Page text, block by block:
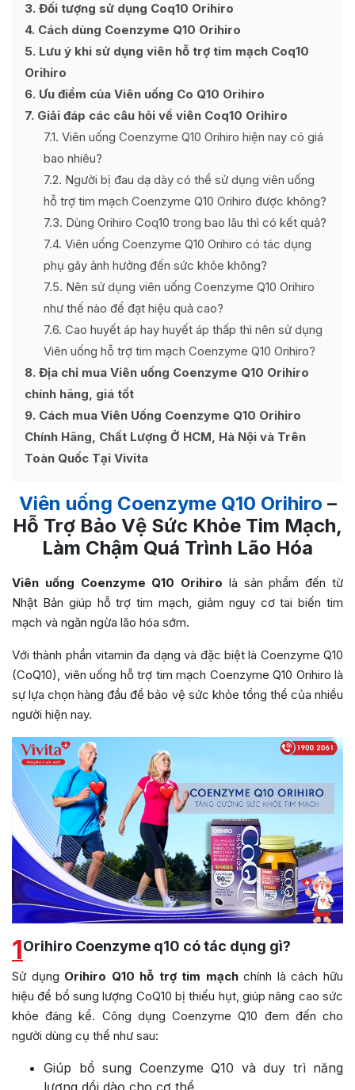
3 Đối tượng sử dụng Coq10 Orihiro
4 Cách dùng Coenzyme Q10 Orihiro
5 Lưu ý khi sử dụng viên hỗ trợ tim mạch Coq10
Orihiro
6 Ưu điểm của Viên uống Co Q10 Orihiro
7 Giải đáp các câu hỏi về viên Coq10 Orihiro
7.1 Viên uống Coenzyme Q10 Orihiro hiện nay có giá
bao nhiêu?
7.2 Người bị đau dạ dày có thể sử dụng viên uống
hỗ trợ tim mạch Coenzyme Q10 Orihiro được không?
7.3 Dùng Orihiro Coq10 trong bao lâu thì có kết quả?
7.4 Viên uống Coenzyme Q10 Orihiro có tác dụng
phụ gây ảnh hưởng đến sức khỏe không?
7.5 Nên sử dụng viên uống Coenzyme Q10 Orihiro
như thế nào để đạt hiệu quả cao?
7.6 Cao huyết áp hay huyết áp thấp thì nên sử dụng
Viên uống hỗ trợ tim mạch Coenzyme Q10 Orihiro?
8 Địa chỉ mua Viên uống Coenzyme Q10 Orihiro
chính hãng, giá tốt
9 Cách mua Viên Uống Coenzyme Q10 Orihiro
Chính Hãng, Chất Lượng Ở HCM, Hà Nội và Trên
Toàn Quốc Tại Vivita
Viên uống Coenzyme Q10 Orihiro –
Hỗ Trợ Bảo Vệ Sức Khỏe Tim Mạch,
Làm Chậm Quá Trình Lão Hóa
Viên uống Coenzyme Q10 Orihiro là sản phẩm đến từ
Nhật Bản giúp hỗ trợ tim mạch, giảm nguy cơ tai biến tim
mạch và ngăn ngừa lão hóa sớm.
Với thành phần vitamin đa dạng và đặc biệt là Coenzyme Q10
(CoQ10), viên uống hỗ trợ tim mạch Coenzyme Q10 Orihiro là
sự lựa chọn hàng đầu để bảo vệ sức khỏe tổng thể của nhiều
người hiện nay.
1Orihiro Coenzyme q10 có tác dụng gì?
Sử dụng Orihiro Q10 hỗ trợ tim mạchchính là cách hữu
hiệu để bổ sung lượng CoQ10 bị thiếu hụt, giúp nâng cao sức
khỏe đáng kể. Công dụng Coenzyme Q10 đem đến cho
người dùng cụ thể như sau:
Giúp bổ sung Coenzyme Q10 và duy trì năng